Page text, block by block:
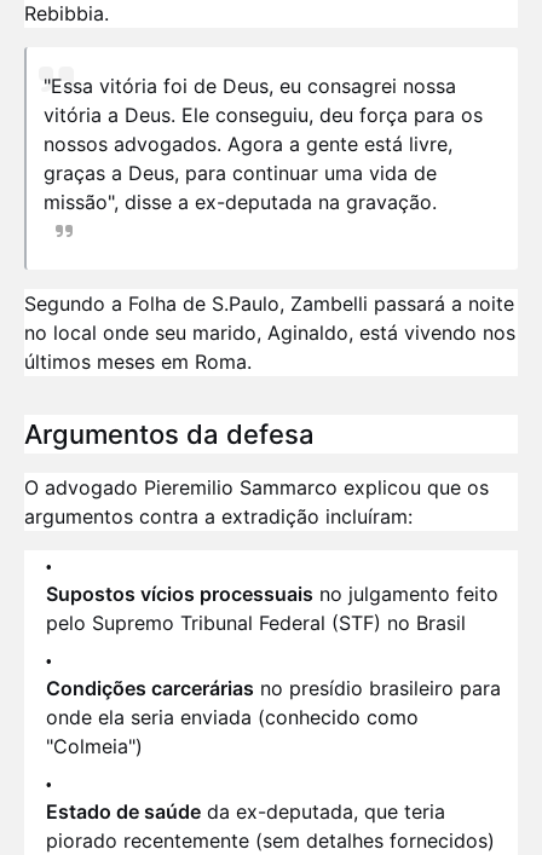
Rebibbia.
"Essa vitória foi de Deus, eu consagrei nossa
vitória a Deus. Ele conseguiu, deu força para os
nossos advogados. Agora a gente está livre,
graças a Deus, para continuar uma vida de
missão", disse a ex-deputada na gravação.
Segundo a Folha de S.Paulo, Zambelli passará a noite
no local onde seu marido, Aginaldo, está vivendo nos
últimos meses em Roma.
Argumentos da defesa
O advogado Pieremilio Sammarco explicou que os
argumentos contra a extradição incluíram:
Supostos vícios processuais no julgamento feito
pelo Supremo Tribunal Federal (STF) no Brasil
Condições carcerárias no presídio brasileiro para
onde ela seria enviada (conhecido como
"Colmeia")
Estado de saúde da ex-deputada, que teria
piorado recentemente (sem detalhes fornecidos)